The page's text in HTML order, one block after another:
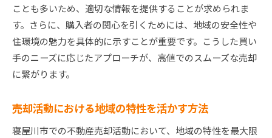
ことも多いため、適切な情報を提供することが求められま
す。さらに、購入者の関心を引くためには、地域の安全性や
住環境の魅力を具体的に示すことが重要です。こうした買い
手のニーズに応じたアプローチが、高値でのスムーズな売却
に繋がります。
売却活動における地域の特性を活かす方法
寝屋川市での不動産売却活動において、地域の特性を最大限